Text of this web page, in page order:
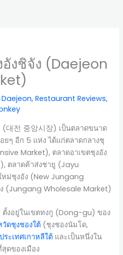
งชิจัง (Daejeon
Daejeon,Restaurant Reviews,
전 중앙시장) เป็นตลาดขนาด
ๆ อีก 5 แห่ง ได้แก่ตลาดกลางชุ
Market), ตลาดอาเขตชุงอัง
ตลาดค้าส่งชายู (Jayu
ม่ชุงอัง (New Jungang
(Jungang Wholesale Market)
งอยู่ในเขตทงกู (Dong-gu) ของ
วัดชุงชองใต้ (ชุงชองนัมโด,
ประเทศเกาหลีใต้ และเป็นหนึ่งใน
ดของเมือง